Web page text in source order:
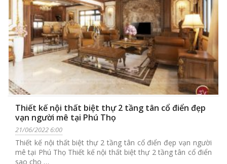
Thiết kế nội thất biệt thự 2 tầng tân cổ điển đẹp
vạn người mê tại Phú Thọ
21/06/2022 6:00
Thiết kế nội thất biệt thự 2 tầng tân cổ điển đẹp vạn người
mê tại Phú Thọ Thiết kế nội thất biệt thự 2 tầng tân cổ điển
sao cho …